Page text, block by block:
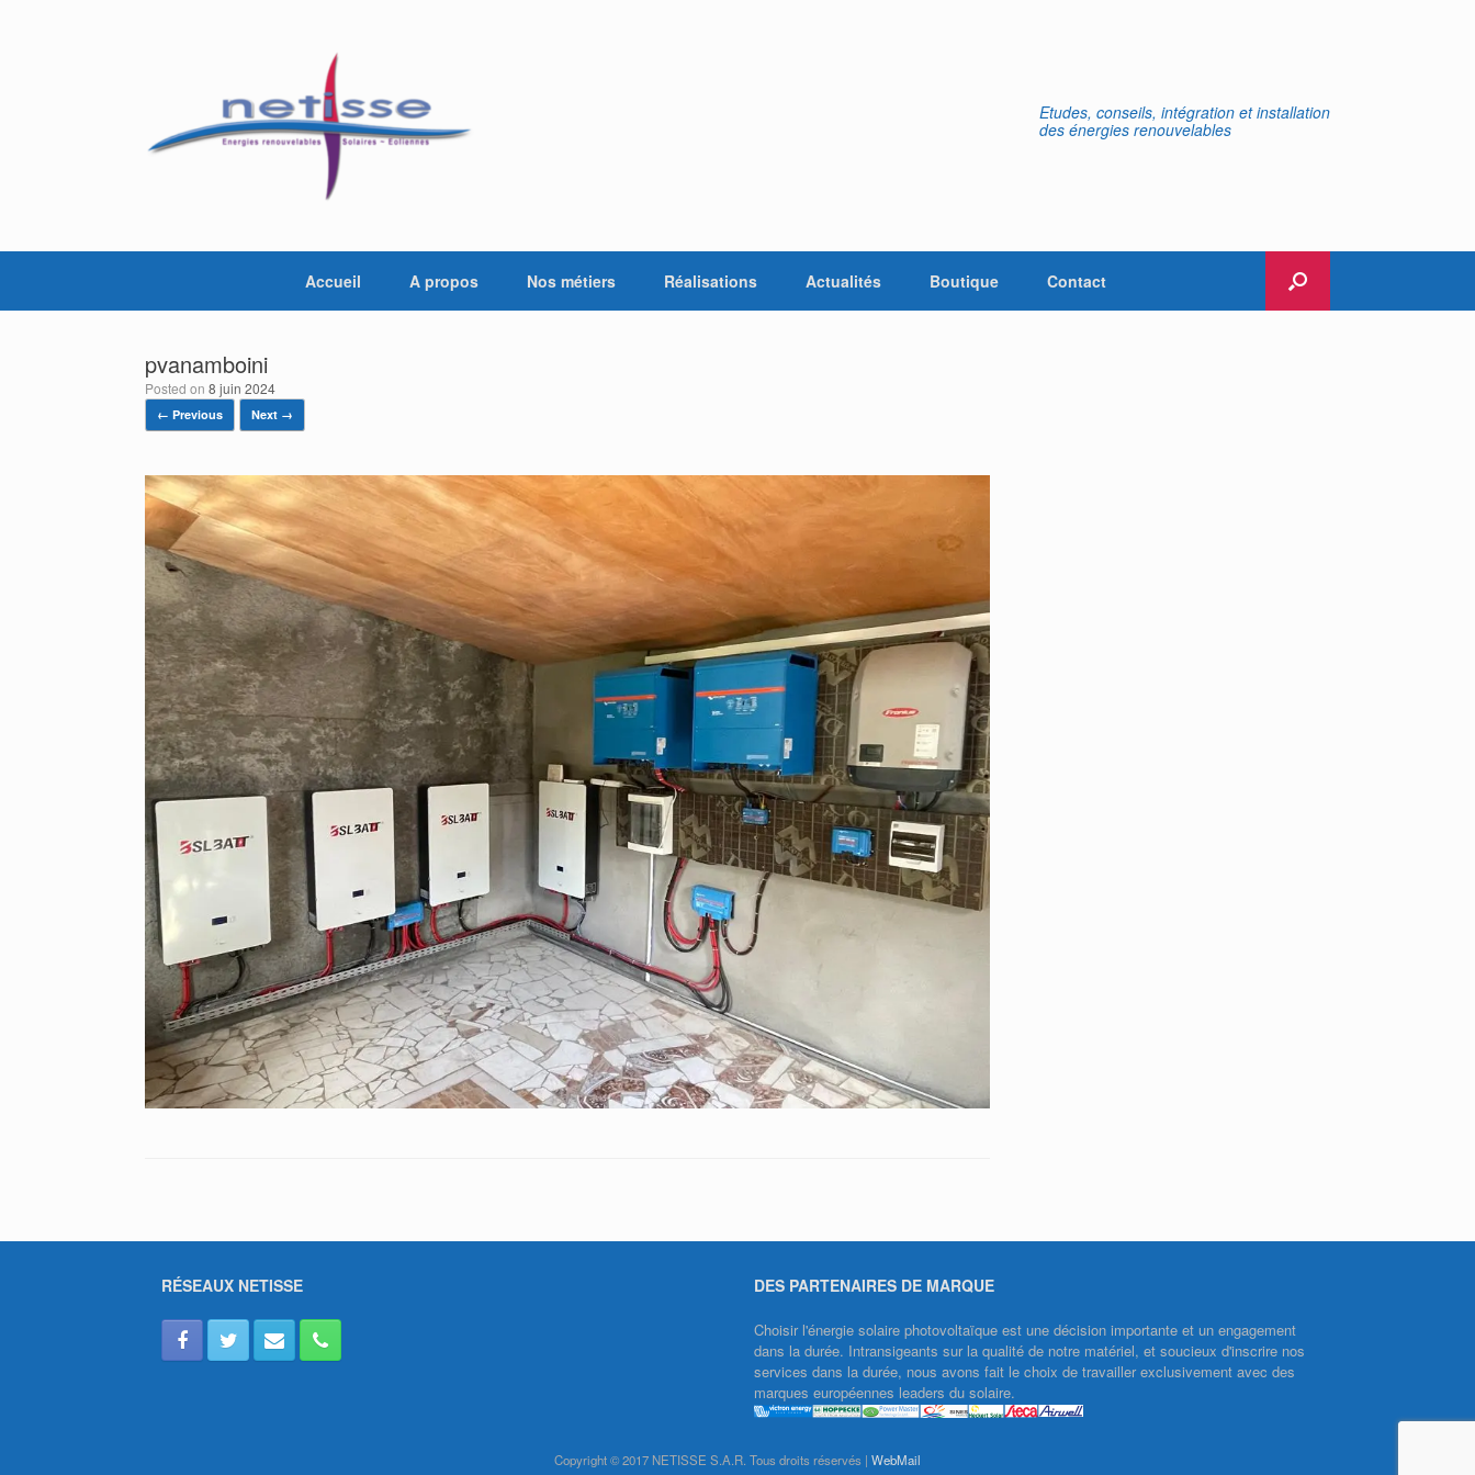
Etudes, conseils, intégration et installation
des énergies renouvelables
Accueil A propos Nos métiers Réalisations Actualités Boutique Contact
pvanamboini
Posted on 8 juin 2024
← Previous Next →
RÉSEAUX NETISSE DES PARTENAIRES DE MARQUE
Choisir l'énergie solaire photovoltaïque est une décision importante et un engagement
dans la durée. Intransigeants sur la qualité de notre matériel, et soucieux d'inscrire nos
services dans la durée, nous avons fait le choix de travailler exclusivement avec des
marques européennes leaders du solaire.
Copyright © 2017 NETISSE S.A.R. Tous droits réservés | WebMail